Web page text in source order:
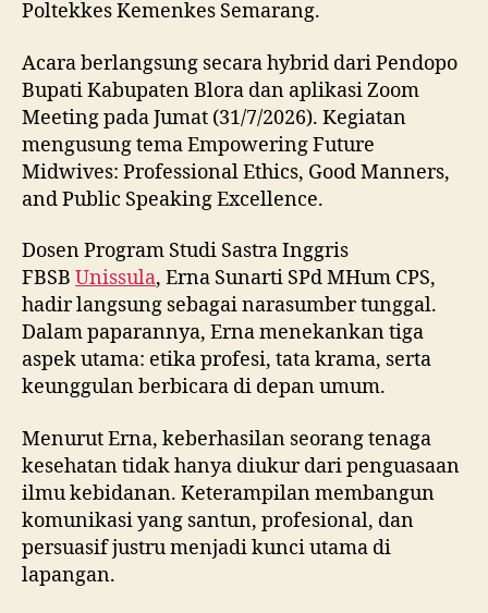
Poltekkes Kemenkes Semarang.
Acara berlangsung secara hybrid dari Pendopo
Bupati Kabupaten Blora dan aplikasi Zoom
Meeting pada Jumat (31/7/2026). Kegiatan
mengusung tema Empowering Future
Midwives: Professional Ethics, Good Manners,
and Public Speaking Excellence.
Dosen Program Studi Sastra Inggris
FBSB Unissula, Erna Sunarti SPd MHum CPS,
hadir langsung sebagai narasumber tunggal.
Dalam paparannya, Erna menekankan tiga
aspek utama: etika profesi, tata krama, serta
keunggulan berbicara di depan umum.
Menurut Erna, keberhasilan seorang tenaga
kesehatan tidak hanya diukur dari penguasaan
ilmu kebidanan. Keterampilan membangun
komunikasi yang santun, profesional, dan
persuasif justru menjadi kunci utama di
lapangan.